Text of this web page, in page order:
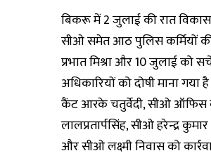
बिकरू में 2 जुलाई की रात
सीओ समेत आठ पुलिस कर्मियों
प्रभात मिश्रा और 10 जुलाई को
अधिकारियों को दोषी माना
कैंट आरके चतुर्वेदी, सीओ ऑफिस
लालप्रतार्पसिंह, सीओ हरेन्द्र
और सीओ लक्ष्मी निवास को